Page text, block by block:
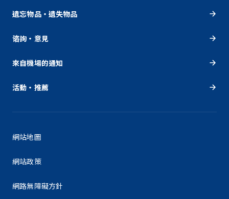
遺忘物品・遺失物品
谘詢・意見
來自機場的通知
活動・推薦
網站地圖
網站政策
網路無障礙方針